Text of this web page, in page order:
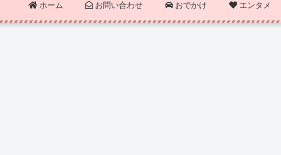
ホーム お問い合わせ おでかけ エンタメ